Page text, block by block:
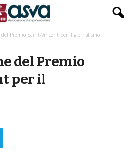
del Premio Saint-Vincent per il giornalismo
del Premio
per il